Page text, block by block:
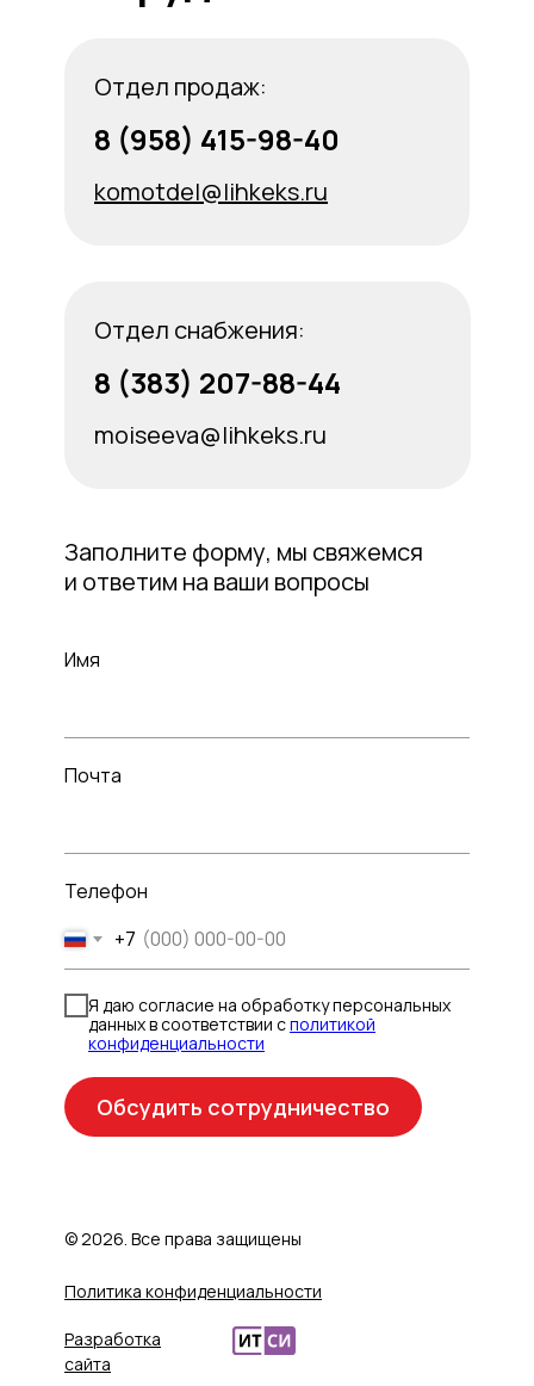
8 (383) 207-88-44
moiseeva@lihkeks.ru
Отдел снабжения:
8 (958) 415-98-40
komotdel@lihkeks.ru
Отдел продаж:
Заполните форму, мы свяжемся
и ответим на ваши вопросы
Имя
Почта
Телефон
+7
Я даю согласие на обработку персональных
данных в соответствии сполитикой
конфиденциальности
Обсудить сотрудничество
Политика конфиденциальности
© 2026. Все права защищены
Разработка
сайта